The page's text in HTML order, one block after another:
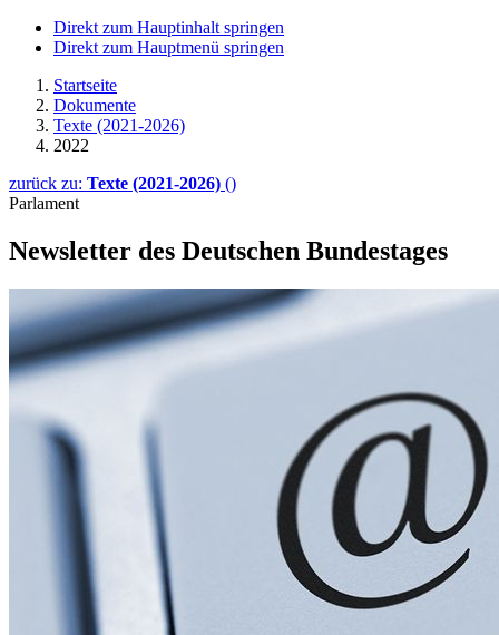
Direkt zum Hauptinhalt springen
Direkt zum Hauptmenü springen
Startseite
Dokumente
Texte (2021-2026)
2022
zurück zu: Texte (2021-2026) ()
Parlament
Newsletter des Deutschen Bundestages